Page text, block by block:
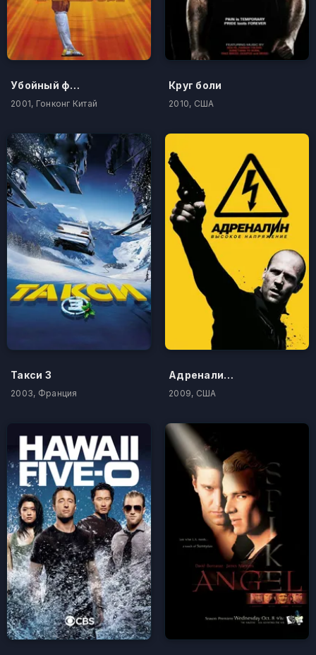
Убойный футбол
2001, Гонконг Китай
Круг боли
2010, США
Такси 3
2003, Франция
Адреналин: Высокое напряжение
2009, США